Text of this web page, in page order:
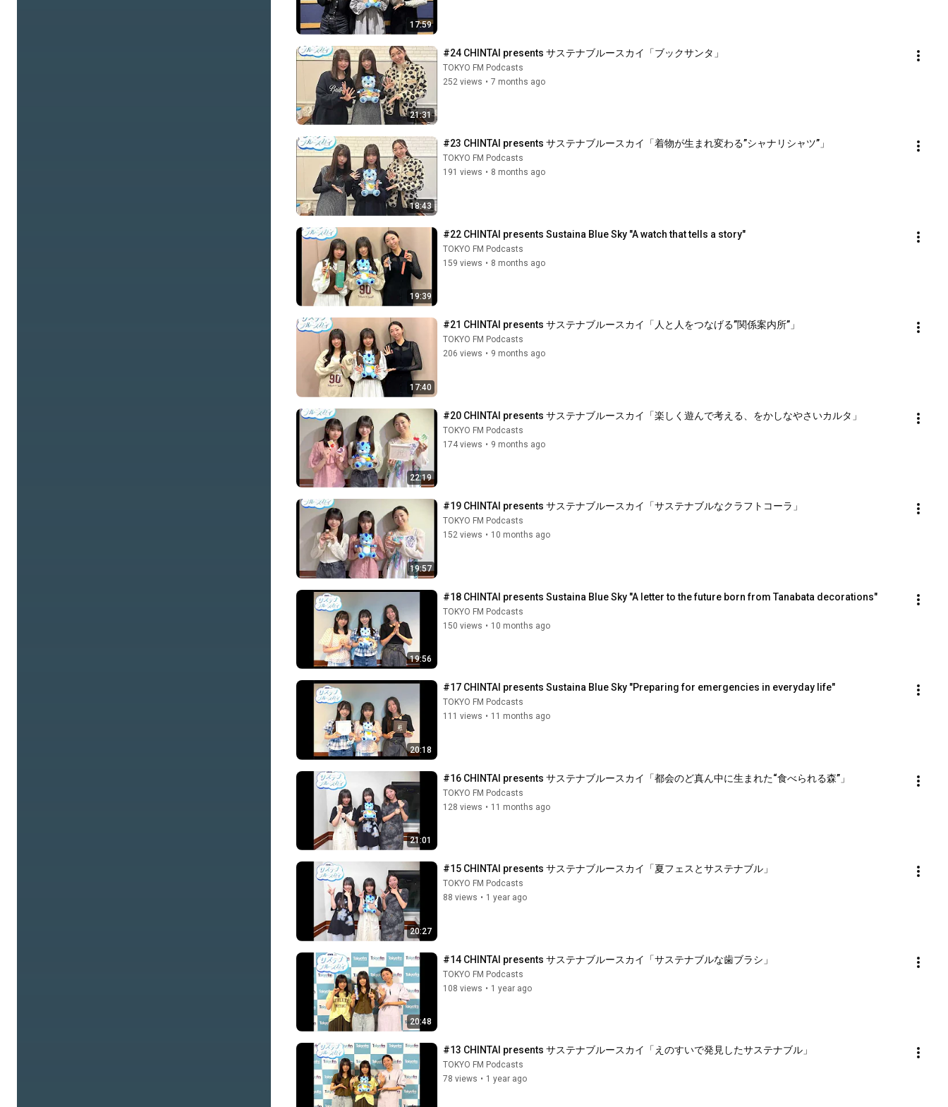
17:59
21:31
#24 CHINTAI presents サステナブルースカイ「ブックサンタ」
TOKYO FM Podcasts
252 views • 7 months ago
18:43
#23 CHINTAI presents サステナブルースカイ「着物が生まれ変わる”シャナリシャツ”」
TOKYO FM Podcasts
191 views • 8 months ago
19:39
#22 CHINTAI presents Sustaina Blue Sky "A watch that tells a story"
TOKYO FM Podcasts
159 views • 8 months ago
17:40
#21 CHINTAI presents サステナブルースカイ「人と人をつなげる”関係案内所”」
TOKYO FM Podcasts
206 views • 9 months ago
22:19
#20 CHINTAI presents サステナブルースカイ「楽しく遊んで考える、をかしなやさいカルタ」
TOKYO FM Podcasts
174 views • 9 months ago
19:57
#19 CHINTAI presents サステナブルースカイ「サステナブルなクラフトコーラ」
TOKYO FM Podcasts
152 views • 10 months ago
19:56
#18 CHINTAI presents Sustaina Blue Sky "A letter to the future born from Tanabata decorations"
TOKYO FM Podcasts
150 views • 10 months ago
20:18
#17 CHINTAI presents Sustaina Blue Sky "Preparing for emergencies in everyday life"
TOKYO FM Podcasts
111 views • 11 months ago
21:01
#16 CHINTAI presents サステナブルースカイ「都会のど真ん中に生まれた“食べられる森”」
TOKYO FM Podcasts
128 views • 11 months ago
20:27
#15 CHINTAI presents サステナブルースカイ「夏フェスとサステナブル」
TOKYO FM Podcasts
88 views • 1 year ago
20:48
#14 CHINTAI presents サステナブルースカイ「サステナブルな歯ブラシ」
TOKYO FM Podcasts
108 views • 1 year ago
#13 CHINTAI presents サステナブルースカイ「えのすいで発見したサステナブル」
TOKYO FM Podcasts
78 views • 1 year ago